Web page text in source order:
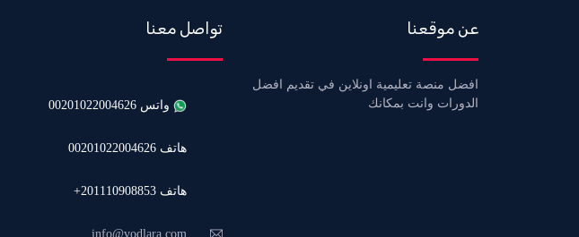
عن موقعنا
افضل منصة تعليمية اونلاين في تقديم افضل
الدورات وانت بمكانك
تواصل معنا
واتس 00201022004626
هاتف 00201022004626
هاتف 201110908853+
info@vodlara.com